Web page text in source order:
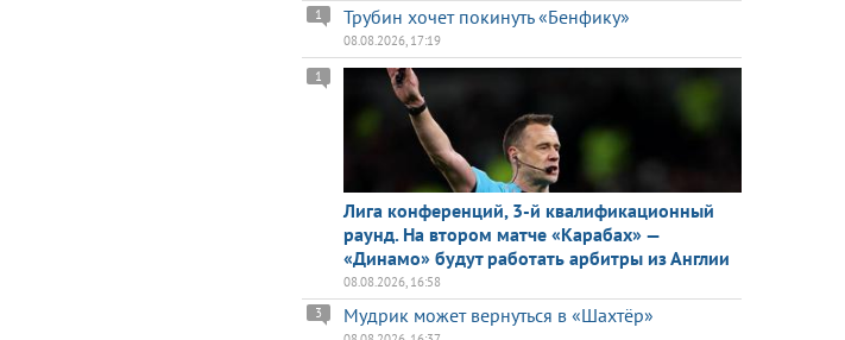
Трубин хочет покинуть «Бенфику»
1
08.08.2026, 17:19
Лига конференций, 3-й квалификационный
раунд. На втором матче «Карабах» —
«Динамо» будут работать арбитры из Англии
1
08.08.2026, 16:58
Мудрик может вернуться в «Шахтёр»
3